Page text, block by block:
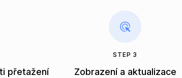
přetažení
STEP 3
Zobrazení a aktualizace